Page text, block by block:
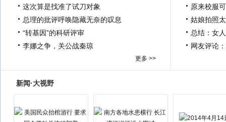
这次算是找准了试刀对象
总理的批评呼唤隐藏无奈的叹息
“转基因”的科研评审
李娜之争，关公战秦琼
更多 >>
原来校服
姑娘拍照
总结：女
网友评论
新闻·大视野